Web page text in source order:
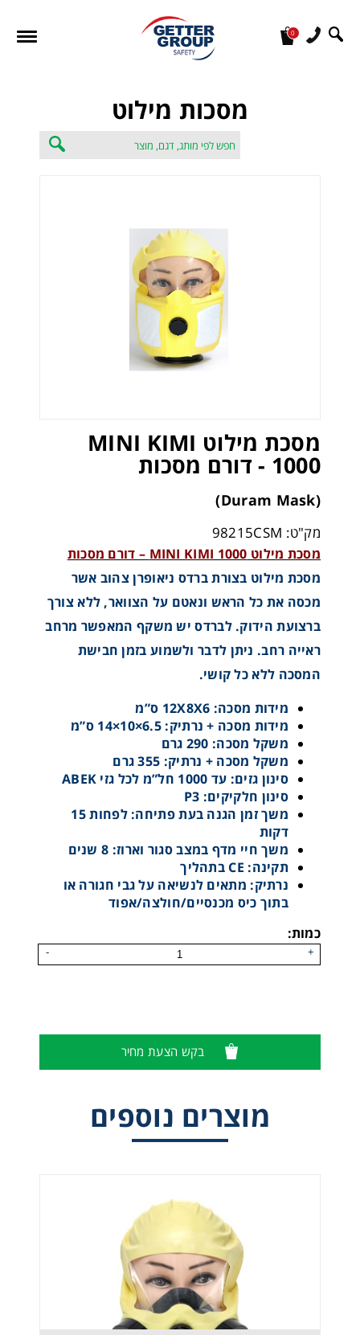
0
מסכות מילוט
מסכת מילוט MINI KIMI
1000 - דורם מסכות
(Duram Mask)
מק"ט: 98215CSM
מסכת מילוט MINI KIMI 1000 – דורם מסכות
מסכת מילוט בצורת ברדס ניאופרן צהוב אשר
מכסה את כל הראש ונאטם על הצוואר, ללא צורך
ברצועת הידוק. לברדס יש משקף המאפשר מרחב
ראייה רחב. ניתן לדבר ולשמוע בזמן חבישת
המסכה ללא כל קושי.
מידות מסכה: 12X8X6 ס”מ
מידות מסכה + נרתיק: 6.5×10×14 ס”מ
משקל מסכה: 290 גרם
משקל מסכה + נרתיק: 355 גרם
סינון גזים: עד 1000 חל”מ לכל גזי ABEK
סינון חלקיקים: P3
משך זמן הגנה בעת פתיחה: לפחות 15
דקות
משך חיי מדף במצב סגור וארוז: 8 שנים
תקינה: CE בתהליך
נרתיק: מתאים לנשיאה על גבי חגורה או
בתוך כיס מכנסיים/חולצה/אפוד
כמות:
+
-
בקש הצעת מחיר
מוצרים נוספים
מסכת מילוט מעשן COGO - דורם מסכות